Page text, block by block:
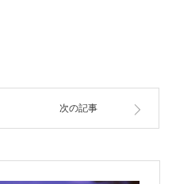
次の記事